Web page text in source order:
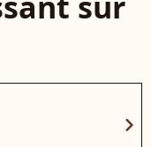
chevron_right